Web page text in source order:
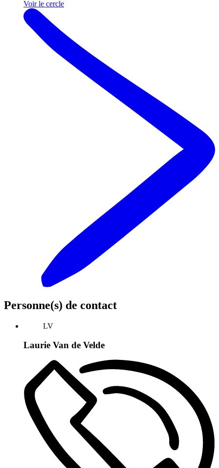
Voir le cercle
Personne(s) de contact
LV
Laurie Van de Velde